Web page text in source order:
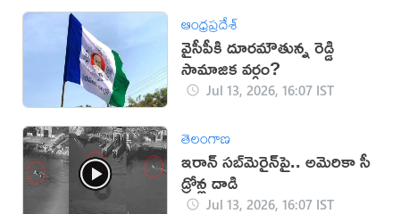
ఆంధ్రప్రదేశ్
వైసీపీకి దూరమౌతున్న రెడ్డి
సామాజిక వర్గం?
Jul 13, 2026, 16:07 IST
తెలంగాణ
ఇరాన్‌ సబ్‌మెరైన్‌పై.. అమెరికా సీ
డ్రోన్ల దాడి
Jul 13, 2026, 16:07 IST